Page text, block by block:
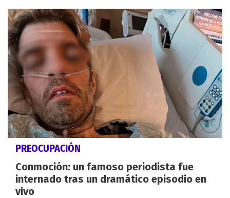
PREOCUPACIÓN
Conmoción: un famoso periodista fue
internado tras un dramático episodio en
vivo